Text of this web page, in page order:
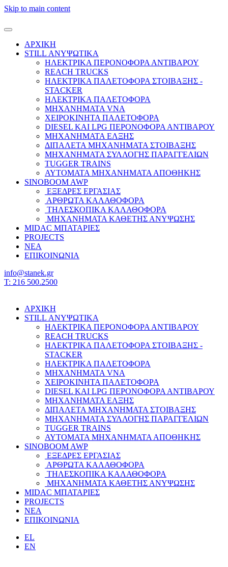
Skip to main content
ΑΡΧΙΚΗ
STILL ΑΝΥΨΩΤΙΚΑ
ΗΛΕΚΤΡΙΚΑ ΠΕΡΟΝΟΦΟΡΑ ΑΝΤΙΒΑΡΟΥ
REACH TRUCKS
ΗΛΕΚΤΡΙΚΑ ΠΑΛΕΤΟΦΟΡΑ ΣΤΟΙΒΑΞΗΣ -
STACKER
ΗΛΕΚΤΡΙΚΑ ΠΑΛΕΤΟΦΟΡΑ
ΜΗΧΑΝΗΜΑΤΑ VNA
ΧΕΙΡΟΚΙΝΗΤΑ ΠΑΛΕΤΟΦΟΡΑ
DIESEL ΚΑΙ LPG ΠΕΡΟΝΟΦΟΡΑ ΑΝΤΙΒΑΡΟΥ
ΜΗΧΑΝΗΜΑΤΑ ΕΛΞΗΣ
ΔΙΠΑΛΕΤΑ ΜΗΧΑΝΗΜΑΤΑ ΣΤΟΙΒΑΞΗΣ
ΜΗΧΑΝΗΜΑΤΑ ΣΥΛΛΟΓΗΣ ΠΑΡΑΓΓΕΛΙΩΝ
TUGGER TRAINS
ΑΥΤΟΜΑΤΑ ΜΗΧΑΝΗΜΑΤΑ ΑΠΟΘΗΚΗΣ
SINOBOOM AWP
ΕΞΕΔΡΕΣ ΕΡΓΑΣΙΑΣ
ΑΡΘΡΩΤΑ ΚΑΛΑΘΟΦΟΡΑ
ΤΗΛΕΣΚΟΠΙΚΑ ΚΑΛΑΘΟΦΟΡΑ
ΜΗΧΑΝΗΜΑΤΑ ΚΑΘΕΤΗΣ ΑΝΥΨΩΣΗΣ
MIDAC ΜΠΑΤΑΡΙΕΣ
PROJECTS
ΝΕΑ
ΕΠΙΚΟΙΝΩΝΙΑ
info@stanek.gr
T: 216 500.2500
ΑΡΧΙΚΗ
STILL ΑΝΥΨΩΤΙΚΑ
ΗΛΕΚΤΡΙΚΑ ΠΕΡΟΝΟΦΟΡΑ ΑΝΤΙΒΑΡΟΥ
REACH TRUCKS
ΗΛΕΚΤΡΙΚΑ ΠΑΛΕΤΟΦΟΡΑ ΣΤΟΙΒΑΞΗΣ -
STACKER
ΗΛΕΚΤΡΙΚΑ ΠΑΛΕΤΟΦΟΡΑ
ΜΗΧΑΝΗΜΑΤΑ VNA
ΧΕΙΡΟΚΙΝΗΤΑ ΠΑΛΕΤΟΦΟΡΑ
DIESEL ΚΑΙ LPG ΠΕΡΟΝΟΦΟΡΑ ΑΝΤΙΒΑΡΟΥ
ΜΗΧΑΝΗΜΑΤΑ ΕΛΞΗΣ
ΔΙΠΑΛΕΤΑ ΜΗΧΑΝΗΜΑΤΑ ΣΤΟΙΒΑΞΗΣ
ΜΗΧΑΝΗΜΑΤΑ ΣΥΛΛΟΓΗΣ ΠΑΡΑΓΓΕΛΙΩΝ
TUGGER TRAINS
ΑΥΤΟΜΑΤΑ ΜΗΧΑΝΗΜΑΤΑ ΑΠΟΘΗΚΗΣ
SINOBOOM AWP
ΕΞΕΔΡΕΣ ΕΡΓΑΣΙΑΣ
ΑΡΘΡΩΤΑ ΚΑΛΑΘΟΦΟΡΑ
ΤΗΛΕΣΚΟΠΙΚΑ ΚΑΛΑΘΟΦΟΡΑ
ΜΗΧΑΝΗΜΑΤΑ ΚΑΘΕΤΗΣ ΑΝΥΨΩΣΗΣ
MIDAC ΜΠΑΤΑΡΙΕΣ
PROJECTS
ΝΕΑ
ΕΠΙΚΟΙΝΩΝΙΑ
EL
EN